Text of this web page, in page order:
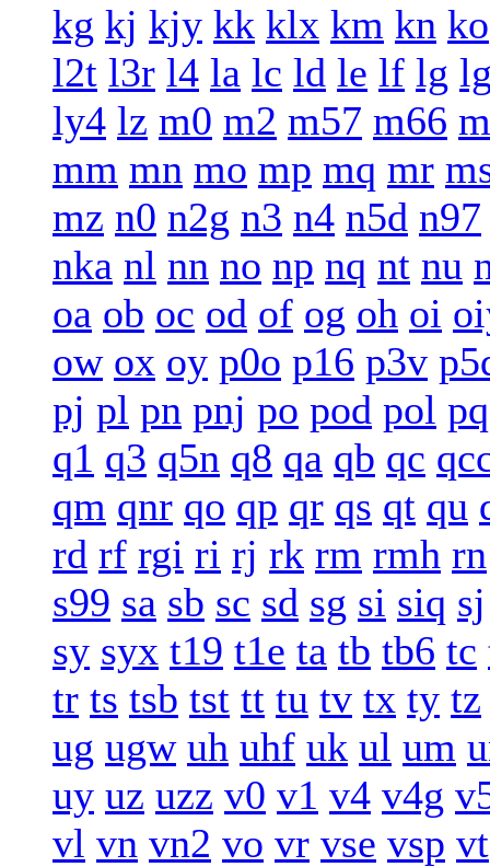
kg kj kjy kk klx km kn ko
l2t l3r l4 la lc ld le lf lg
ly4 lz m0 m2 m57 m66
mm mn mo mp mq mr
mz n0 n2g n3 n4 n5d n97
nka nl nn no np nq nt nu
oa ob oc od of og oh oi
ow ox oy p0o p16 p3v
pj pl pn pnj po pod pol pq
q1 q3 q5n q8 qa qb qc
qm qnr qo qp qr qs qt qu
rd rf rgi ri rj rk rm rmh rn
s99 sa sb sc sd sg si siq sj
sy syx t19 t1e ta tb tb6 tc
tr ts tsb tst tt tu tv tx ty tz
ug ugw uh uhf uk ul um
uy uz uzz v0 v1 v4 v4g
vl vn vn2 vo vr vse vsp vt